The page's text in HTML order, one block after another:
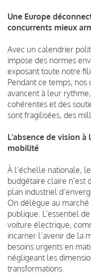
Une Europe
concurrents mieux
Avec un calendrier
impose des normes
exposant toute notre
Pendant ce temps,
avancent à leur
cohérentes et des
sont fragilisées, des
L'absence de vision
mobilité
À l’échelle nationale,
budgétaire claire n’est
plan industriel
On délègue au
publique. L’essentiel
voiture électrique,
incarner l’avenir de la
besoins urgents en
négligeant les
transformations.